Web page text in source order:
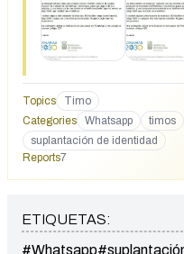
aplicación de
alguno de sus contactos,
teléfono solicitan que les
recibirán en el teléfono. Si reciben alguna comunicación de
este tipo, NO faciliten
cualquier otra
precauciones. Para protegerte, activa la verificación en dos
pasos de WhatsApp y
Topics Timo
Categories
Whatsapp timos
suplantación de identidad
Reports7
ETIQUETAS:
#Whatsapp